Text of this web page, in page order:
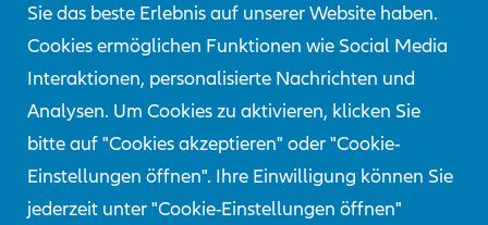
Sie das beste Erlebnis auf unserer Website haben.
Cookies ermöglichen Funktionen wie Social Media
Interaktionen, personalisierte Nachrichten und
Analysen. Um Cookies zu aktivieren, klicken Sie
bitte auf "Cookies akzeptieren" oder "Cookie-
Einstellungen öffnen". Ihre Einwilligung können Sie
jederzeit unter "Cookie-Einstellungen öffnen"
Dieses Video wird in einem YouTube-Player geladen.
Das bedeutet, Google sammelt Informationen über
Ihre Nutzung der bereitgestellten Inhalte und nutzt
diese für Analyse- und Marketing-Zwecke. Wenn Sie
dieses Video dennoch ansehen möchten, müssen Sie
die Cookie-Einstellungen ändern.